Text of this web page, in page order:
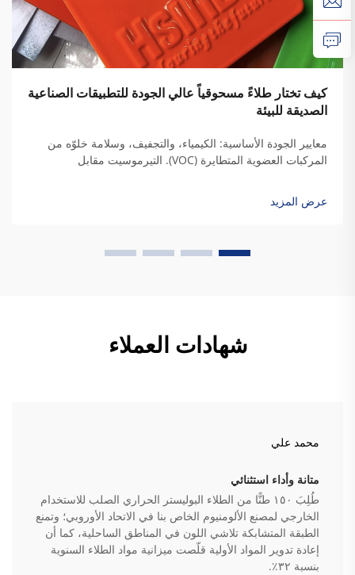
كيف تختار طلاءً مسحوقياً عالي الجودة للتطبيقات الصناعية
الصديقة للبيئة
معايير الجودة الأساسية: الكيمياء، والتجفيف، وسلامة خلوّه من
المركبات العضوية المتطايرة (VOC). التيرموسيت مقابل
الصناعية. وعندما يجف راتنج التيرموسيت، فإنه يكوّن روابط تشعبية
دائمة تمنحه فعلاً...
عرض المزيد
شهادات العملاء
محمد علي
متانة وأداء استثنائي
طُلِبَ ١٥٠ طنًّا من الطلاء البوليستر الحراري الصلب للاستخدام
الخارجي لمصنع الألومنيوم الخاص بنا في الاتحاد الأوروبي؛ وتمنع
الطبقة المتشابكة تلاشي اللون في المناطق الساحلية، كما أن
إعادة تدوير المواد الأولية قلّصت ميزانية مواد الطلاء السنوية
بنسبة ٣٢٪.